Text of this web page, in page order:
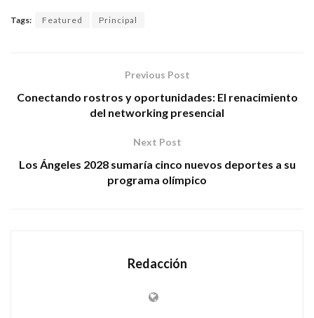
Tags: Featured Principal
Previous Post
Conectando rostros y oportunidades: El renacimiento
del networking presencial
Next Post
Los Ángeles 2028 sumaría cinco nuevos deportes a su
programa olímpico
Redacción